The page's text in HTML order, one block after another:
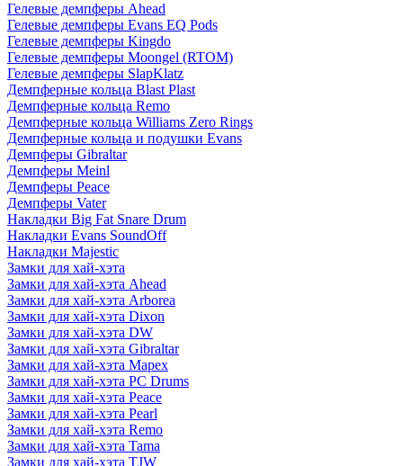
Гелевые демпферы Ahead
Гелевые демпферы Evans EQ Pods
Гелевые демпферы Kingdo
Гелевые демпферы Moongel (RTOM)
Гелевые демпферы SlapKlatz
Демпферные кольца Blast Plast
Демпферные кольца Remo
Демпферные кольца Williams Zero Rings
Демпферные кольца и подушки Evans
Демпферы Gibraltar
Демпферы Meinl
Демпферы Peace
Демпферы Vater
Накладки Big Fat Snare Drum
Накладки Evans SoundOff
Накладки Majestic
Замки для хай-хэта
Замки для хай-хэта Ahead
Замки для хай-хэта Arborea
Замки для хай-хэта Dixon
Замки для хай-хэта DW
Замки для хай-хэта Gibraltar
Замки для хай-хэта Mapex
Замки для хай-хэта PC Drums
Замки для хай-хэта Peace
Замки для хай-хэта Pearl
Замки для хай-хэта Remo
Замки для хай-хэта Tama
Замки для хай-хэта TJW